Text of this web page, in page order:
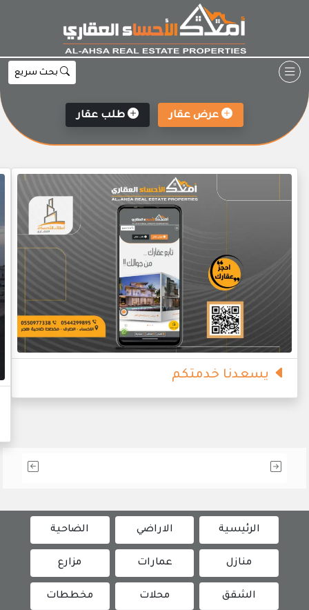
بحث سريع
عرض عقار طلب عقار
يسعدنا خدمتكم
الرئيسية الاراضي الضاحية
منازل عمارات مزارع
الشقق محلات مخططات